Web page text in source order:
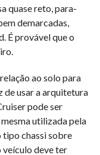
quase reto, para-
demarcadas,
É provável que o
ao solo para
de usar a arquitetura
pode ser
utilizada pela
tipo chassi sobre
veículo deve ter